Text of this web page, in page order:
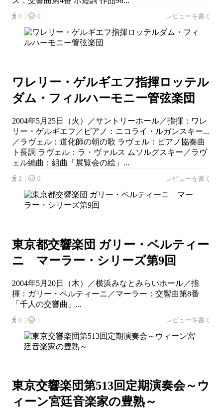
0｜ 0 レビューを書く
ワレリー・ゲルギエフ指揮ロッテル
ダム・フィルハーモニー管弦楽団
2004年5月25日（火）／サントリーホール／指揮：ワレ
リー・ゲルギエフ／ピアノ：ニコライ・ルガンスキー...
／ラヴェル：道化師の朝の歌 ラヴェル：ピアノ協奏曲
ト長調 ラヴェル：ラ・ヴァルス ムソルグスキー／ラヴ
ェル編曲：組曲「展覧会の絵」...
2｜ 0 レビューを書く
東京都交響楽団 ガリー・ベルティー
ニ マーラー・シリーズ第9回
2004年5月20日（木）／横浜みなとみらいホール／指
揮：ガリー・ベルティーニ／マーラー：交響曲第8番
「千人の交響曲」...
0｜ 1 レビューを書く
東京交響楽団第513回定期演奏会～ウ
ィーン宮廷音楽家の豊熟～